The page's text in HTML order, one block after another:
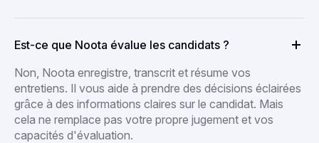
Est-ce que Noota évalue les candidats ?
Non, Noota enregistre, transcrit et résume vos
entretiens. Il vous aide à prendre des décisions éclairées
grâce à des informations claires sur le candidat. Mais
cela ne remplace pas votre propre jugement et vos
capacités d'évaluation.